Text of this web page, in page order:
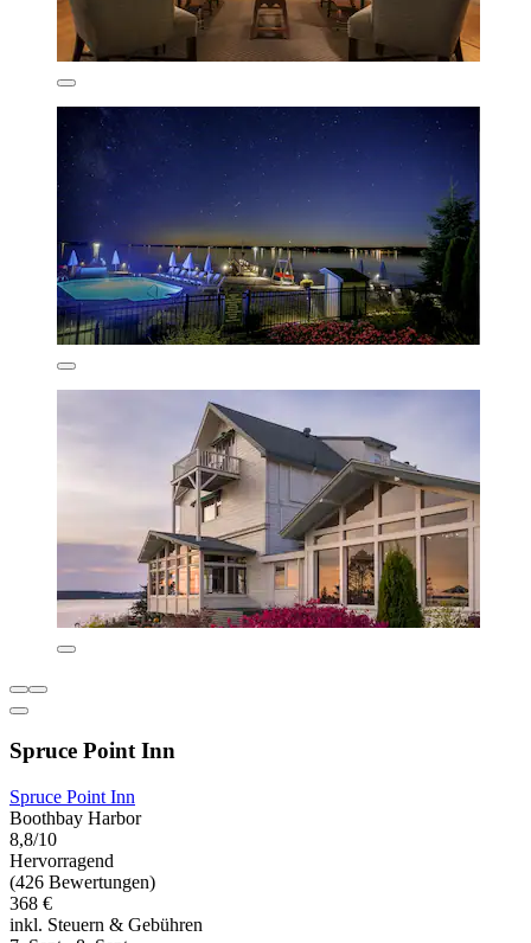
Spruce Point Inn
Spruce Point Inn
Boothbay Harbor
8,8/10
Hervorragend
(426 Bewertungen)
368 €
inkl. Steuern & Gebühren